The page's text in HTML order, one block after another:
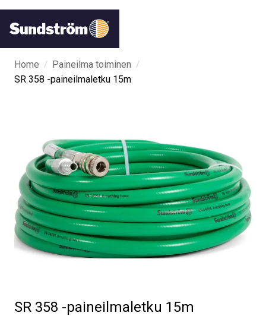
Home / Paineilma toiminen /
SR 358 -paineilmaletku 15m
SR 358 -paineilmaletku 15m